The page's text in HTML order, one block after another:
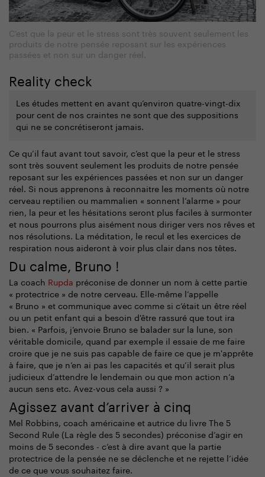
C’est que la peur et le stress sont très souvent seulement les
produits de notre pensée reposant sur les expériences
passées et non sur un danger réel.
Reality check
Les études mettent en avant qu’environ quatre-vingt-dix
pour cent de nos craintes ne sont que des suppositions
qui ne se concrétiseront jamais.
Ce qu’il faut avant tout savoir, c’est que la peur et le stress
sont très souvent seulement les produits de notre pensée
reposant sur les expériences passées et non sur un danger
réel. Si nous apprenons à reconnaitre les moments où notre
cerveau reptilien ou mammalien « sonnent l’alarme » pour
rien, la peur et les hésitations seront plus faciles à surmonter
et nous pourrons plus aisément nous diriger vers nos rêves et
nos résolutions. La méditation, le recul et les exercices de
respiration nous aideront à voir plus clair dans nos têtes.
Du calme, Bruno !
La coach Rupda préconise de donner un nom à cette partie
« protectrice » de notre cerveau. Elle-même l’appelle
« Bruno » et communique avec comme si c’était un être réel
ou un petit enfant qui a besoin d'être rassuré que tout ira
bien. « Parfois, j’envoie Bruno se balader sur la lune, son
véritable domicile, quand par exemple il essaie de me faire
croire que je ne suis pas capable de faire ce que je m'apprête
à faire, que je n’en ai pas les capacités et qu’il serait plus
judicieux d’attendre le lendemain ou que mon action n’a
aucun sens etc. Avez-vous cela aussi ? »
Agissez avant d’arriver à cinq
Mel Robbins, coach américaine et autrice du livre The 5
Second Rule (La règle des 5 secondes) préconise d’agir en
moins de 5 secondes - c’est à dire avant que la partie
protectrice de la pensée ne se déclenche et ne rejette l’idée
de ce que vous souhaitez faire.